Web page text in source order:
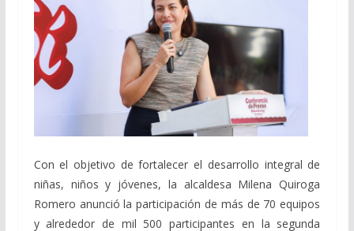
Con el objetivo de fortalecer el desarrollo integral de
niñas, niños y jóvenes, la alcaldesa Milena Quiroga
Romero anunció la participación de más de 70 equipos
y alrededor de mil 500 participantes en la segunda